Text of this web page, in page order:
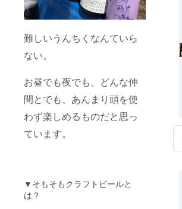
難しいうんちくなんていら
ない。
お昼でも夜でも、どんな仲
間とでも、あんまり頭を使
わず楽しめるものだと思っ
ています。
▼ そもそもクラフトビールと
は？